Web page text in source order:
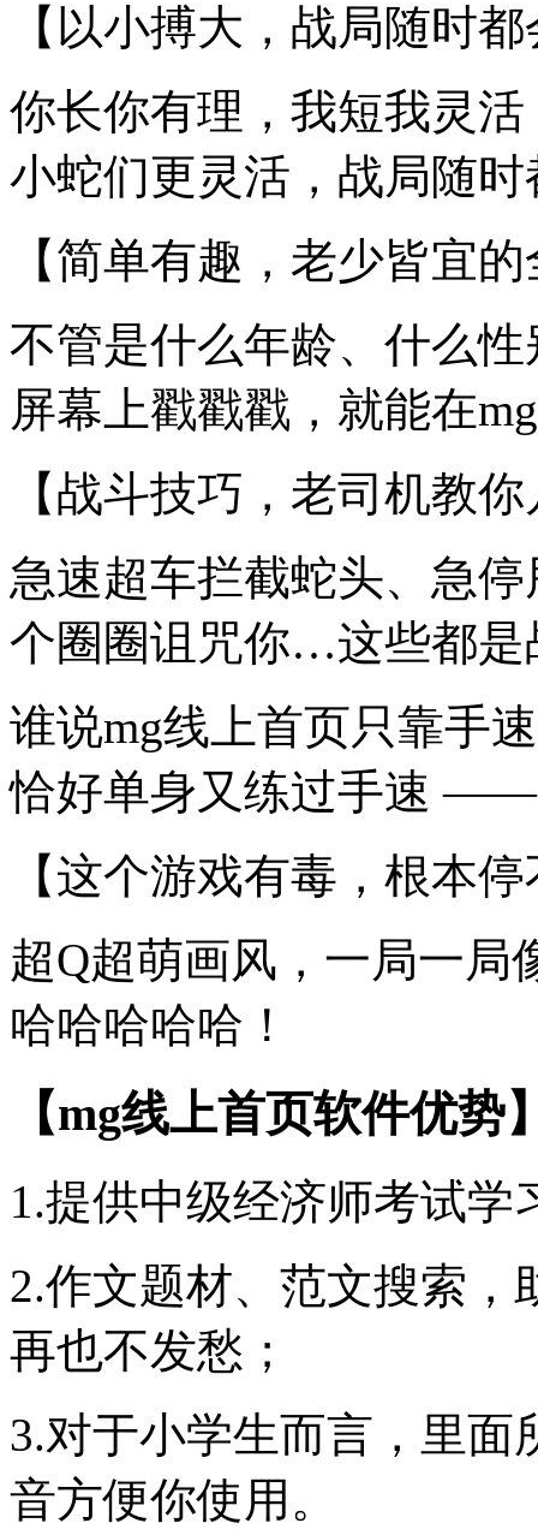
【以小搏大，战局随时
你长你有理，我短我灵
小蛇们更灵活，战局随
【简单有趣，老少皆宜
不管是什么年龄、什么
屏幕上戳戳戳，就能在
【战斗技巧，老司机教
急速超车拦截蛇头、急
个圈圈诅咒你…这些都是
谁说mg线上首页只靠手
恰好单身又练过手速
【这个游戏有毒，根本
超Q超萌画风，一局一局
哈哈哈哈哈！
【mg线上首页软件优势
1.提供中级经济师考试学
2.作文题材、范文搜索
再也不发愁；
3.对于小学生而言，里
音方便你使用。